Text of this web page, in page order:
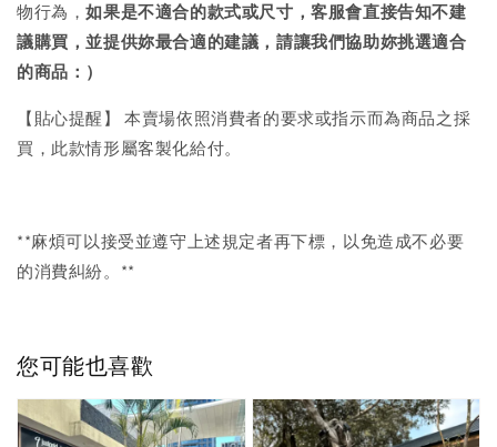
物行為，如果是不適合的款式或尺寸，客服會直接告知不建
議購買，並提供妳最合適的建議，請讓我們協助妳挑選適合
的商品：）
【貼心提醒】 本賣場依照消費者的要求或指示而為商品之採
買，此款情形屬客製化給付。
**麻煩可以接受並遵守上述規定者再下標，以免造成不必要
的消費糾紛。**
您可能也喜歡